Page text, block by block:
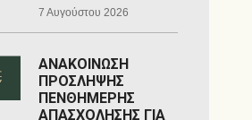
7 Αυγούστου 2026
ΑΝΑΚΟΙΝΩΣΗ
ΠΡΟΣΛΗΨΗΣ
ΠΕΝΘΗΜΕΡΗΣ
ΑΠΑΣΧΟΛΗΣΗΣ ΓΙΑ